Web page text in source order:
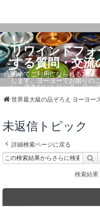
リワインドフ
する質問・交流
初めてご利用になられる方は
します。ヨーヨーでお困りの
い。できないトリック・ヨー
世界最大級の品ぞろえ ヨーヨー
未返信トピック
詳細検索ページに戻る
検索結果